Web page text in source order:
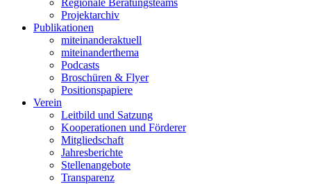
Regionale Beratungsteams
Projektarchiv
Publikationen
miteinanderaktuell
miteinanderthema
Podcasts
Broschüren & Flyer
Positionspapiere
Verein
Leitbild und Satzung
Kooperationen und Förderer
Mitgliedschaft
Jahresberichte
Stellenangebote
Transparenz